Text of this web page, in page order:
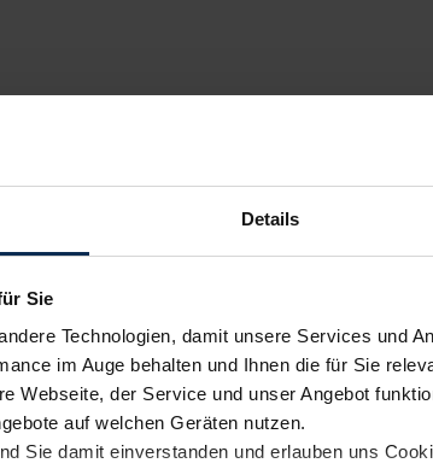
Details
Sie
Technologien, damit unsere Services und
im Auge behalten und Ihnen die für Sie
Webseite, der Service und unser Angebot
auf welchen Geräten nutzen.
Sie damit einverstanden und erlauben uns